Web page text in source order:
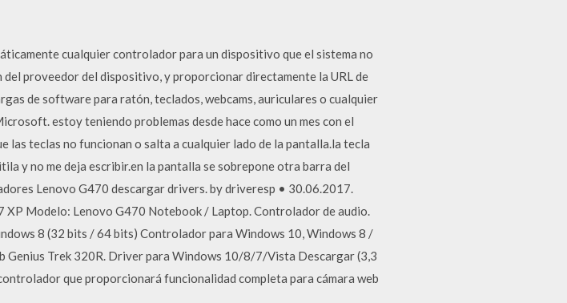
cualquier controlador para un dispositivo que el sistema no
proveedor del dispositivo, y proporcionar directamente la URL de
de software para ratón, teclados, webcams, auriculares o cualquier
estoy teniendo problemas desde hace como un mes con el
teclas no funcionan o salta a cualquier lado de la pantalla.la tecla
y no me deja escribir.en la pantalla se sobrepone otra barra del
Lenovo G470 descargar drivers. by driveresp • 30.06.2017.
Modelo: Lenovo G470 Notebook / Laptop. Controlador de audio.
8 (32 bits / 64 bits) Controlador para Windows 10, Windows 8 /
Genius Trek 320R. Driver para Windows 10/8/7/Vista Descargar (3,3
que proporcionará funcionalidad completa para cámara web